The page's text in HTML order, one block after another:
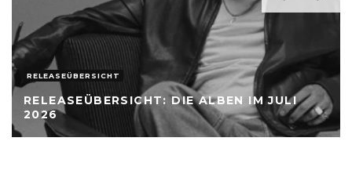
RELEASEÜBERSICHT
RELEASEÜBERSICHT: DIE ALBEN IM JULI
2026